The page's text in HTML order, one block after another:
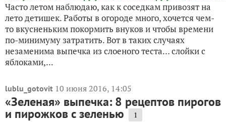
Часто летом наблюдаю, как к соседкам привозят на
лето детишек. Работы в огороде много, хочется чем-
то вкусненьким покормить внуков и чтобы времени
по-минимуму затратить. Вот в таких случаях
незаменима выпечка из слоеного теста… слойки с
яблоками,...
lublu_gotovit 10 июня 2016, 14:05
«Зеленая» выпечка: 8 рецептов пирогов
и пирожков с зеленью 1